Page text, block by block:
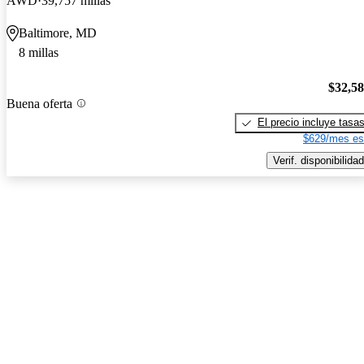
Baltimore, MD
8 millas
Buena oferta
El precio incluye tasas
$629/mes
Verif. disponibilidad